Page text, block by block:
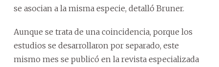
se asocian a la misma especie, detalló Bruner.
Aunque se trata de una coincidencia, porque los
estudios se desarrollaron por separado, este
mismo mes se publicó en la revista especializada